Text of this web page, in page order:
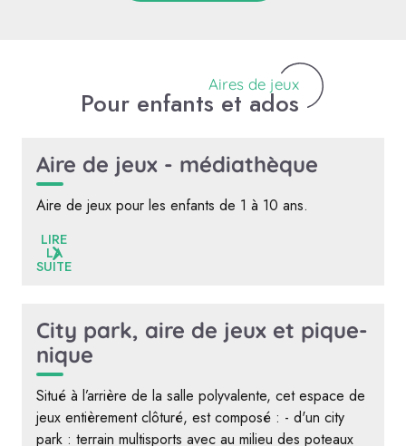
Aires de jeux
Pour enfants et ados
Aire de jeux - médiathèque
Aire de jeux pour les enfants de 1 à 10 ans.
LIRE
LA
SUITE
City park, aire de jeux et pique-
nique
Situé à l’arrière de la salle polyvalente, cet espace de
jeux entièrement clôturé, est composé : - d'un city
park : terrain multisports avec au milieu des poteaux